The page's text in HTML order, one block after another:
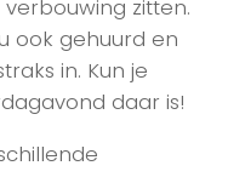
zitten.
ook gehuurd en
in. Kun je
daar is!